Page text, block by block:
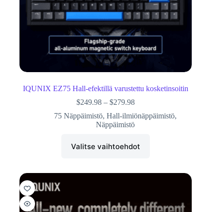
IQUNIX EZ75 Hall-efektillä varustettu kosketinsoitin
$249.98 – $279.98
75 Näppäimistö,Hall-ilmiönäppäimistö,
Näppäimistö
Valitse vaihtoehdot